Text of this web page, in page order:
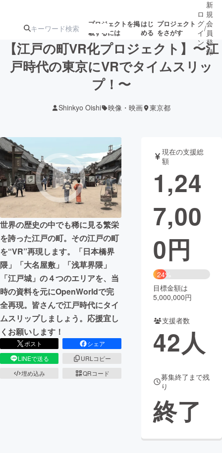
プロジェクトを掲
載するには
はじ
める
プロジェクト
をさがす
注目の新着プロ募集終了が近いプ
テクノロジー・ガジェット
映像・映画 書籍・雑誌
ビジネス・起業 チャレンジ
まちづくり・地域活性化
CAMPFIRE for Social Good
CAMPFIRE Creation
CAMPFIREふるさと納税
コミュニティ
ロ
グ
イ
ン
/
新
規
会
員
登
録
【江戸の町VR化プロジェクト】〜江
戸時代の東京にVRでタイムスリッ
プ！〜
Shinkyo Oishi 映像・映画 東京都
世界の歴史の中でも稀に見る繁栄
を誇った江戸の町。その江戸の町
を“VR”再現します。「日本橋界
隈」「大名屋敷」「浅草界隈」
「江戸城」の４つのエリアを、当
時の資料を元にOpenWorldで完
全再現。皆さんで江戸時代にタイ
ムスリップしましょう。応援宜し
くお願いします！
ポスト
シェア
LINEで送る
URLコピー
埋め込み
QRコード
現在の支援総
額
1,24
7,00
0円
24%
目標金額は
5,000,000円
支援者数
42人
募集終了まで残
り
終了